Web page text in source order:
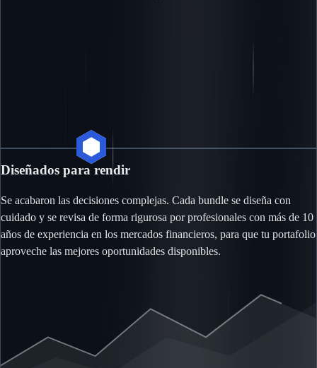
Diseñados para rendir
Se acabaron las decisiones complejas. Cada bundle se diseña con
cuidado y se revisa de forma rigurosa por profesionales con más de 10
años de experiencia en los mercados financieros, para que tu portafolio
aproveche las mejores oportunidades disponibles.